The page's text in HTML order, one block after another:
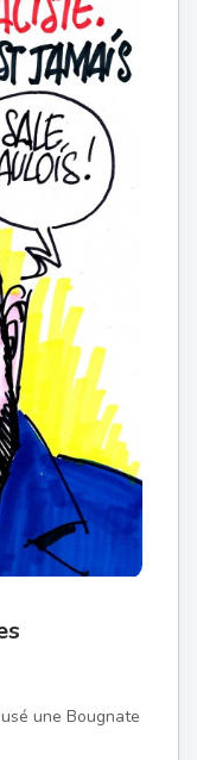
une Bougnate